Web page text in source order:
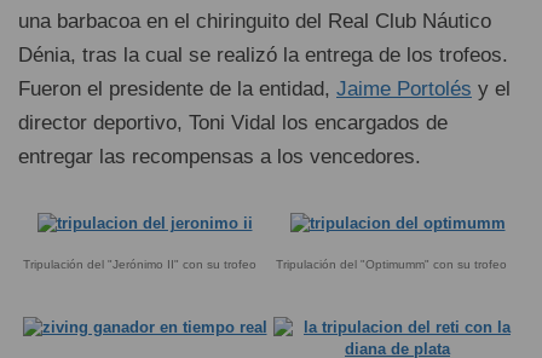
una barbacoa en el chiringuito del Real Club Náutico
Dénia, tras la cual se realizó la entrega de los trofeos.
Fueron el presidente de la entidad, Jaime Portolés y el
director deportivo, Toni Vidal los encargados de
entregar las recompensas a los vencedores.
Tripulación del "Jerónimo II" con su trofeo Tripulación del "Optimumm" con su trofeo